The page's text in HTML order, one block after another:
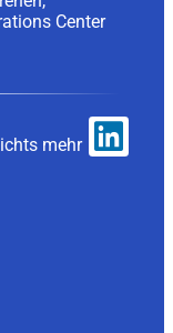
Center
mehr